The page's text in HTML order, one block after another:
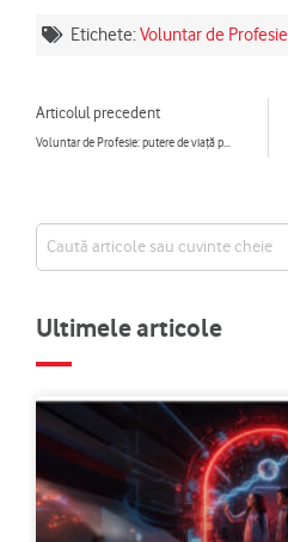
Etichete:Voluntar de Profesie
Articolul precedent
Voluntar de Profesie: putere de viaţă prin kinetoterapie
Ultimele articole